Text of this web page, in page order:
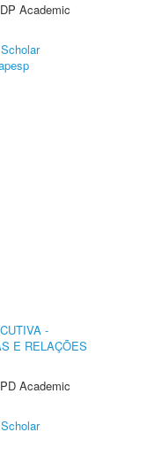
Academic
-
E RELAÇÕES
Academic